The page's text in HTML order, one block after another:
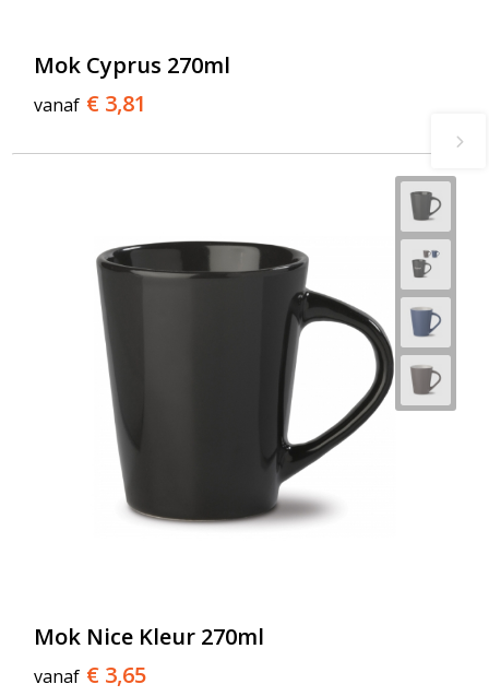
Mok Cyprus 270ml
vanaf € 3,81
Mok Nice Kleur 270ml
vanaf € 3,65